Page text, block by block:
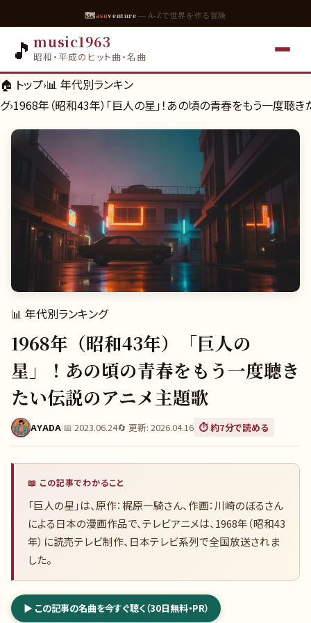
🗺asoventure — A-Zで世界を作る冒険
🎵 music1963
昭和・平成のヒット曲・名曲
🏠 トップ›📊 年代別ランキン
グ›1968年（昭和43年）「巨人の星」！あの頃の青春をもう一度聴
📊 年代別ランキング
1968年（昭和43年）「巨人の
星」！あの頃の青春をもう一度聴き
たい伝説のアニメ主題歌
AYADA|📅 2023.06.24🔄 更新: 2026.04.16 ⏱️ 約7分で読める
📖 この記事でわかること
「巨人の星」は、原作：梶原一騎さん、作画：川崎のぼるさん
による日本の漫画作品で、テレビアニメは、1968年（昭和43
年）に読売テレビ制作、日本テレビ系列で全国放送されま
した。
▶ この記事の名曲を今すぐ聴く（30日無料・PR）